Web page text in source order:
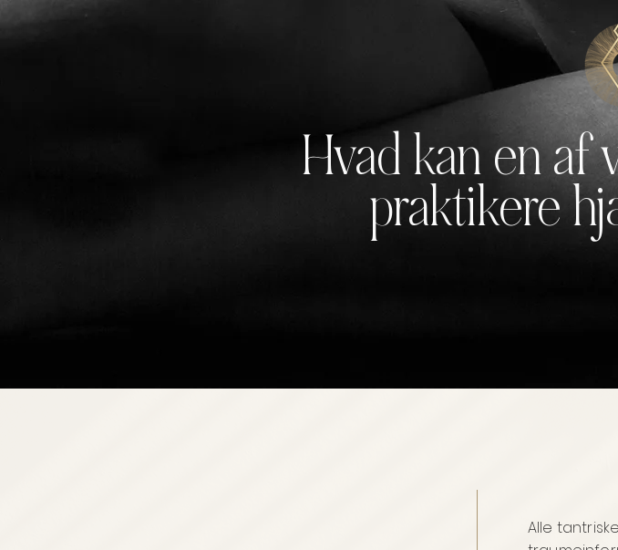
Hvad kan en af
praktikere
Alle